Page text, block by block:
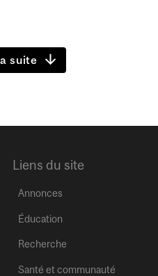
suite
Liens du site
Annonces
Éducation
Recherche
Santé et communauté